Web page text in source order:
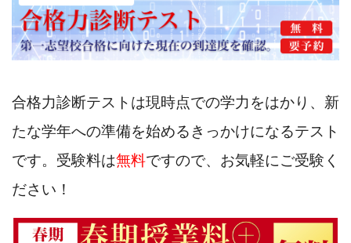
合格力診断テストは現時点での学力をはかり、新
たな学年への準備を始めるきっかけになるテスト
です。受験料は無料ですので、お気軽にご受験く
ださい！